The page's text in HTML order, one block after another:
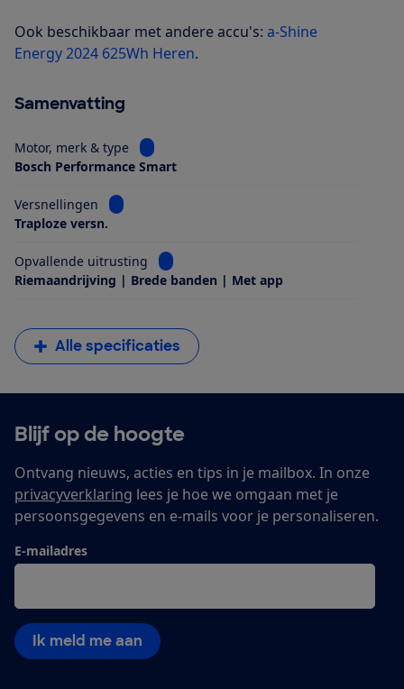
Ook beschikbaar met andere accu's: a-Shine
Energy 2024 625Wh Heren.
Samenvatting
Motor, merk & type
Bekijk informatie voor Motor, merk & type
Bosch Performance Smart
Versnellingen
Bekijk informatie voor Versnellingen
Traploze versn.
Opvallende uitrusting
Bekijk informatie voor Opvallende
Riemaandrijving | Brede banden | Met app
Alle specificaties
Blijf op de hoogte
Ontvang nieuws, acties en tips in je mailbox. In onze
privacyverklaring lees je hoe we omgaan met je
persoonsgegevens en e-mails voor je personaliseren.
E-mailadres
Ik meld me aan